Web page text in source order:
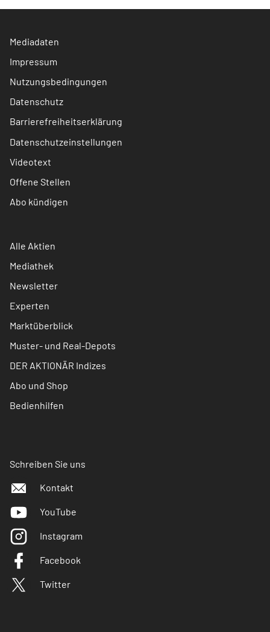
Mediadaten
Impressum
Nutzungsbedingungen
Datenschutz
Barrierefreiheitserklärung
Datenschutzeinstellungen
Videotext
Offene Stellen
Abo kündigen
Alle Aktien
Mediathek
Newsletter
Experten
Marktüberblick
Muster- und Real-Depots
DER AKTIONÄR Indizes
Abo und Shop
Bedienhilfen
Schreiben Sie uns
Kontakt
YouTube
Instagram
Facebook
Twitter